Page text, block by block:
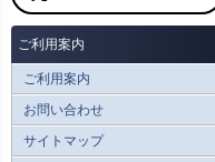
ご利用案内
ご利用案内
お問い合わせ
サイトマップ